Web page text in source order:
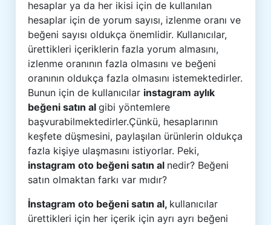
hesaplar ya da her ikisi için de kullanılan
hesaplar için de yorum sayısı, izlenme oranı ve
beğeni sayısı oldukça önemlidir. Kullanıcılar,
ürettikleri içeriklerin fazla yorum almasını,
izlenme oranının fazla olmasını ve beğeni
oranının oldukça fazla olmasını istemektedirler.
Bunun için de kullanıcılar instagram aylık
beğeni satın algibi yöntemlere
başvurabilmektedirler.Çünkü, hesaplarının
keşfete düşmesini, paylaşılan ürünlerin oldukça
fazla kişiye ulaşmasını istiyorlar. Peki,
instagram oto beğeni satın al nedir? Beğeni
satın olmaktan farkı var mıdır?
İnstagram oto beğeni satın al, kullanıcılar
ürettikleri için her içerik için ayrı ayrı beğeni